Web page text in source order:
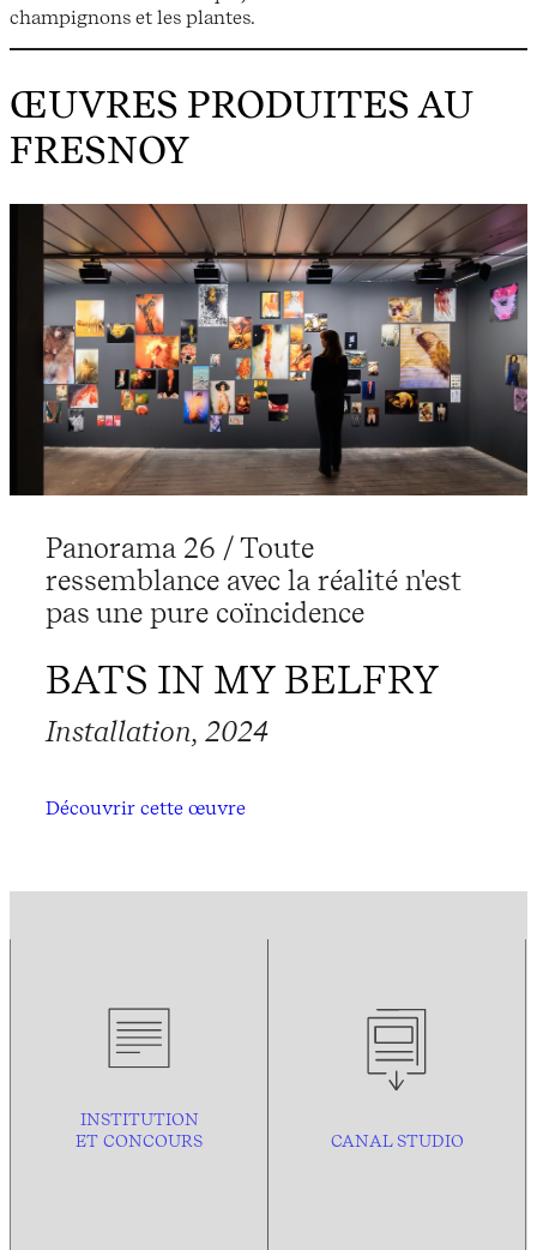
champignons et les plantes.
ŒUVRES PRODUITES AU
FRESNOY
Panorama 26 / Toute
ressemblance avec la réalité n'est
pas une pure coïncidence
BATS IN MY BELFRY
Installation, 2024
Découvrir cette œuvre
INSTITUTION
ET CONCOURS
CANAL STUDIO